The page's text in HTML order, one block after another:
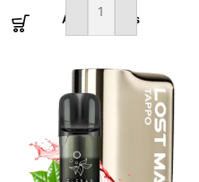
Adaugă în coș